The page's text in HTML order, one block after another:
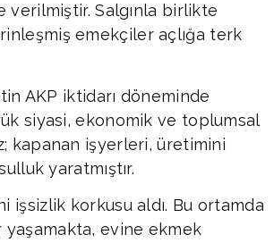
verilmiştir. Salgınla birlikte
emekçiler açlığa terk
AKP iktidarı döneminde
siyasi, ekonomik ve toplumsal
kapanan işyerleri, üretimini
yaratmıştır.
işsizlik korkusu aldı. Bu ortamda
yaşamakta, evine ekmek